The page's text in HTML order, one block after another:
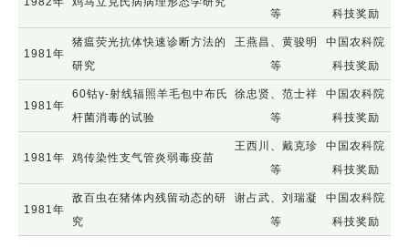
等
科技奖励
1981年
猪瘟荧光抗体快速诊断方法的
研究
王燕昌、黄骏明
等
中国农科院
科技奖励
1981年
60钴γ-射线辐照羊毛包中布氏
杆菌消毒的试验
徐忠贤、范士祥
等
中国农科院
科技奖励
1981年 鸡传染性支气管炎弱毒疫苗
王西川、戴克珍
等
中国农科院
科技奖励
1981年
敌百虫在猪体内残留动态的研
究
谢占武、刘瑞凝
等
中国农科院
科技奖励